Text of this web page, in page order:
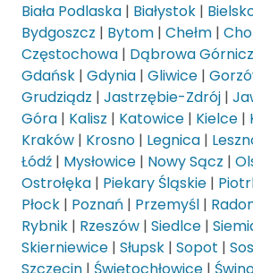
Biała Podlaska | Białystok |
Bydgoszcz | Bytom | Chełm |
Częstochowa | Dąbrowa
Gdańsk | Gdynia | Gliwice |
Grudziądz | Jastrzębie-Zdrój |
Góra | Kalisz | Katowice | Kielce |
Kraków | Krosno | Legnica |
Łódź | Mysłowice | Nowy Sącz |
Ostrołęka | Piekary Śląskie |
Płock | Poznań | Przemyśl |
Rybnik | Rzeszów | Siedlce |
Skierniewice | Słupsk | Sopot |